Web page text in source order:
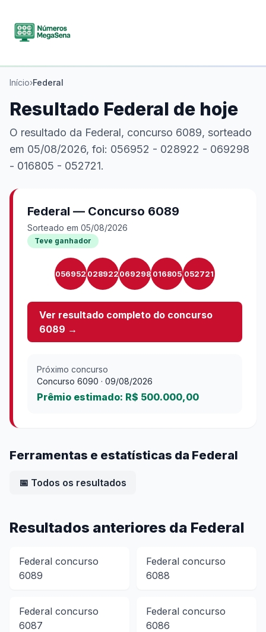
Início›Federal
Resultado Federal de hoje
O resultado da Federal, concurso 6089, sorteado
em 05/08/2026, foi: 056952 - 028922 - 069298
- 016805 - 052721.
Federal — Concurso 6089
Sorteado em 05/08/2026
Teve ganhador
056952028922069298 016805 052721
Ver resultado completo do concurso
6089 →
Próximo concurso
Concurso 6090 · 09/08/2026
Prêmio estimado: R$ 500.000,00
Ferramentas e estatísticas da Federal
📅 Todos os resultados
Resultados anteriores da Federal
Federal concurso
6089
Federal concurso
6088
Federal concurso
6087
Federal concurso
6086